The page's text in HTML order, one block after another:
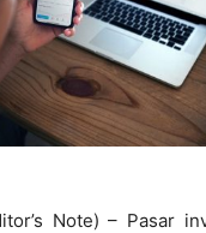
Note) – Pasar